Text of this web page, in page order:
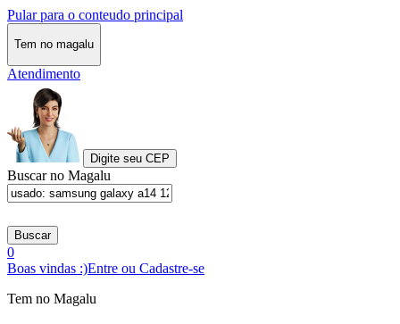
Pular para o conteudo principal
Tem no magalu
Atendimento
Digite seu CEP
Buscar no Magalu
Buscar
0
Boas vindas :)Entre ou Cadastre-se
Tem no Magalu